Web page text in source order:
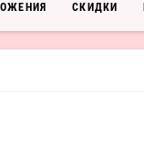
СКИДКИ